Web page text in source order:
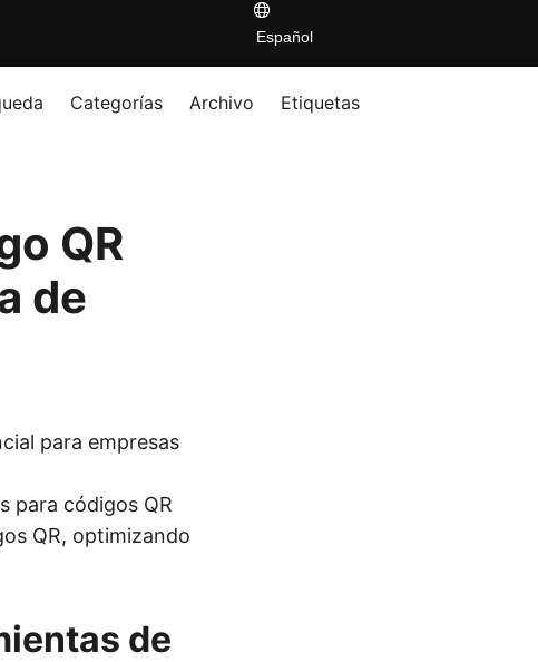
Español
Categorías Archivo Etiquetas
QR
de
para empresas
para códigos QR
QR, optimizando
de